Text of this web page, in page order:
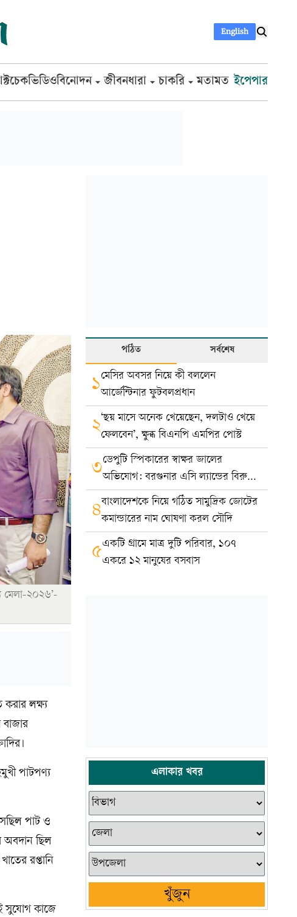
English
ভিডিওবিনোদন জীবনধারা চাকরি মতামত ইপেপার
মেলা-২০২৬’-
করার লক্ষ্য
পাটপণ্য
পাট ও
অবদান ছিল
রপ্তানি
সুযোগ কাজে
পঠিত সর্বশেষ
১মেসির অবসর নিয়ে কী বললেন
আর্জেন্টিনার ফুটবলপ্রধান
২‘ছয় মাসে অনেক খেয়েছেন, দলটাও খেয়ে
ফেলবেন’, ক্ষুব্ধ বিএনপি এমপির পোস্ট
৩ডেপুটি স্পিকারের স্বাক্ষর জালের
অভিযোগ: বরগুনার এসি ল্যান্ডের বিরুদ্ধে
মামলা
৪বাংলাদেশকে নিয়ে গঠিত সামুদ্রিক জোটের
কমান্ডারের নাম ঘোষণা করল সৌদি
৫একটি গ্রামে মাত্র দুটি পরিবার, ১০৭
একরে ১২ মানুষের বসবাস
এলাকার খবর
খুঁজুন